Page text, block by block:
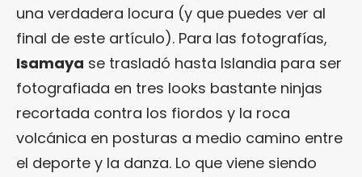
una verdadera locura (y que puedes ver al
final de este artículo). Para las fotografías,
Isamaya se trasladó hasta Islandia para ser
fotografiada en tres looks bastante ninjas
recortada contra los fiordos y la roca
volcánica en posturas a medio camino entre
el deporte y la danza. Lo que viene siendo